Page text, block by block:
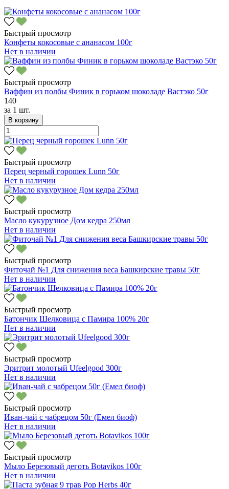
Быстрый просмотр
Конфеты кокосовые с ананасом 100г
Нет в наличии
Быстрый просмотр
Ваффин из полбы Финик в горьком шоколаде Вастэко 50г
140
за 1 шт.
В корзину
Быстрый просмотр
Перец черный горошек Lunn 50г
Нет в наличии
Быстрый просмотр
Масло кукурузное Дом кедра 250мл
Нет в наличии
Быстрый просмотр
Фиточай №1 Для снижения веса Башкирские травы 50г
Нет в наличии
Быстрый просмотр
Батончик Шелковица с Памира 100% 20г
Нет в наличии
Быстрый просмотр
Эритрит молотый Ufeelgood 300г
Нет в наличии
Быстрый просмотр
Иван-чай с чабрецом 50г (Емел биоф)
Нет в наличии
Быстрый просмотр
Мыло Березовый деготь Botavikos 100г
Нет в наличии